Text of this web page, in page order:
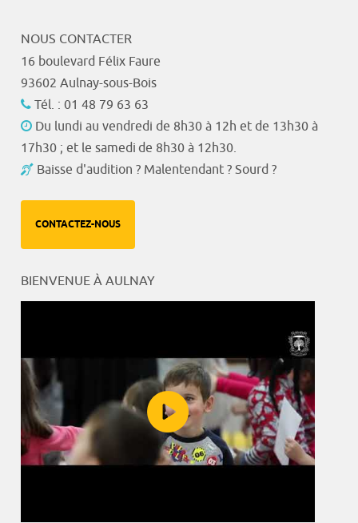
NOUS CONTACTER
16 boulevard Félix Faure
93602 Aulnay-sous-Bois
Tél. : 01 48 79 63 63
Du lundi au vendredi de 8h30 à 12h et de 13h30 à
17h30 ; et le samedi de 8h30 à 12h30.
Baisse d'audition ? Malentendant ? Sourd ?
CONTACTEZ-NOUS
BIENVENUE À AULNAY